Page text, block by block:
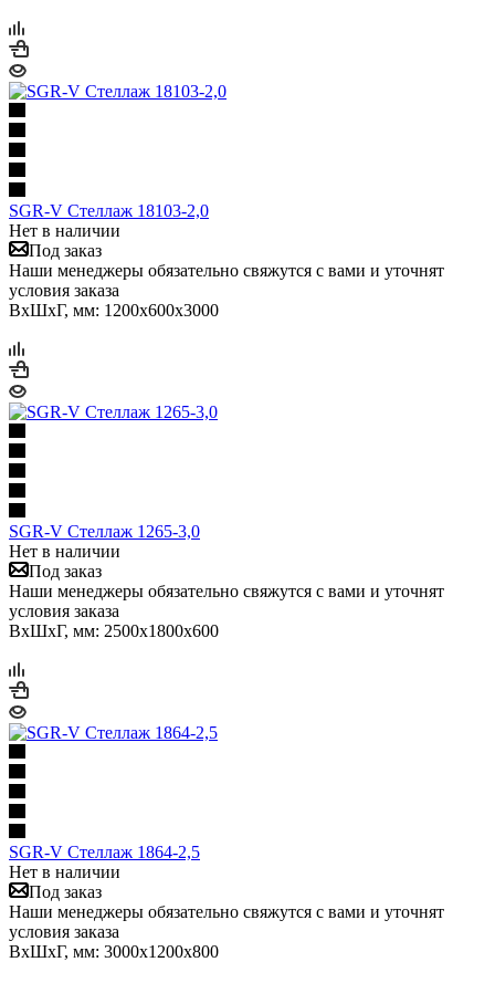
SGR-V Стеллаж 18103-2,0
Нет в наличии
Под заказ
Наши менеджеры обязательно свяжутся с вами и уточнят
условия заказа
ВхШхГ, мм: 1200x600x3000
SGR-V Стеллаж 1265-3,0
Нет в наличии
Под заказ
Наши менеджеры обязательно свяжутся с вами и уточнят
условия заказа
ВхШхГ, мм: 2500x1800x600
SGR-V Стеллаж 1864-2,5
Нет в наличии
Под заказ
Наши менеджеры обязательно свяжутся с вами и уточнят
условия заказа
ВхШхГ, мм: 3000x1200x800